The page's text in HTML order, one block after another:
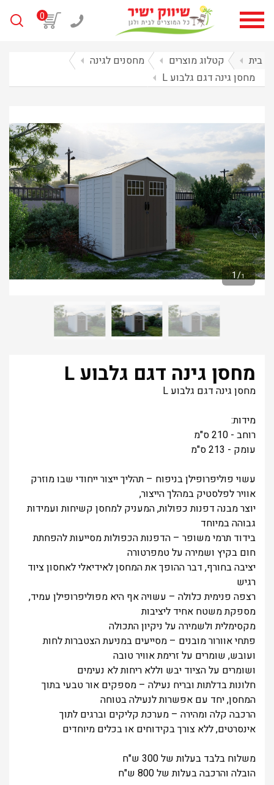
0
בית arrow_left קטלוג מוצרים arrow_left מחסנים לגינה arrow_left
מחסן גינה דגם גלבוע L
arrow_left
1/1
מחסן גינה דגם גלבוע L
מחסן גינה דגם גלבוע L
מידות:
רוחב - 210 ס"מ
עומק - 213 ס"מ
עשוי פוליפרופילן בניפוח – תהליך ייצור ייחודי שבו מוזרק
אוויר לפלסטיק במהלך הייצור,
יוצר מבנה דפנות כפולות, המעניק למחסן קשיחות ועמידות
גבוהה במיוחד
בידוד תרמי משופר – הדפנות הכפולות מסייעות להפחתת
חום בקיץ ושמירה על טמפרטורה
יציבה בחורף, דבר ההופך את המחסן לאידיאלי לאחסון ציוד
רגיש
רצפה פנימית כלולה – עשויה אף היא מפוליפרופילן עמיד,
מספקת משטח אחיד ליציבות
מקסימלית ולשמירה על ניקיון התכולה
פתחי אוורור מובנים – מסייעים במניעת הצטברות לחות
ועובש, שומרים על זרימת אוויר טובה
ושומרים על הציוד יבש וללא ריחות לא נעימים
חלונות בדלתות ובריח נעילה – מספקים אור טבעי בתוך
המחסן, יחד עם אפשרות לנעילה בטוחה
הרכבה קלה ומהירה – מערכת קליקים וברגים לתוך
אינסרטים, ללא צורך בקידוחים או בכלים מיוחדים
משלוח בלבד בעלות של 300 ש"ח
הובלה והרכבה בעלות של 800 ש"ח